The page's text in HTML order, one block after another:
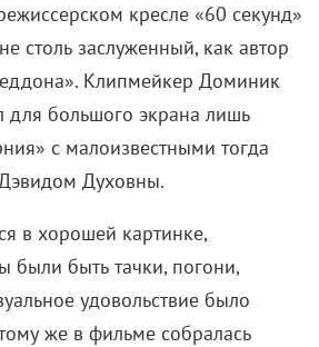
кресле «60 секунд»
столь заслуженный, как автор
Клипмейкер Доминик
для большого экрана лишь
с малоизвестными тогда
Духовны.
в хорошей картинке,
были быть тачки, погони,
удовольствие было
же в фильме собралась